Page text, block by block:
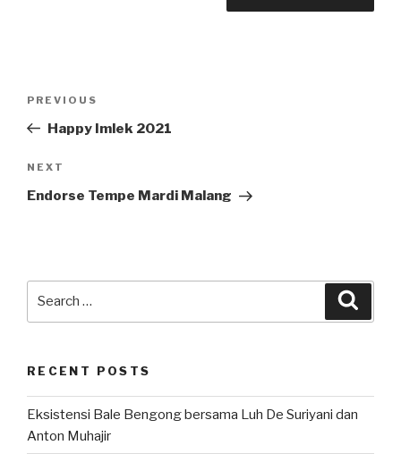
Previous
Post
PREVIOUS
Happy Imlek 2021
Next
Post
NEXT
Endorse Tempe Mardi Malang
RECENT POSTS
Eksistensi Bale Bengong bersama Luh De Suriyani dan
Anton Muhajir